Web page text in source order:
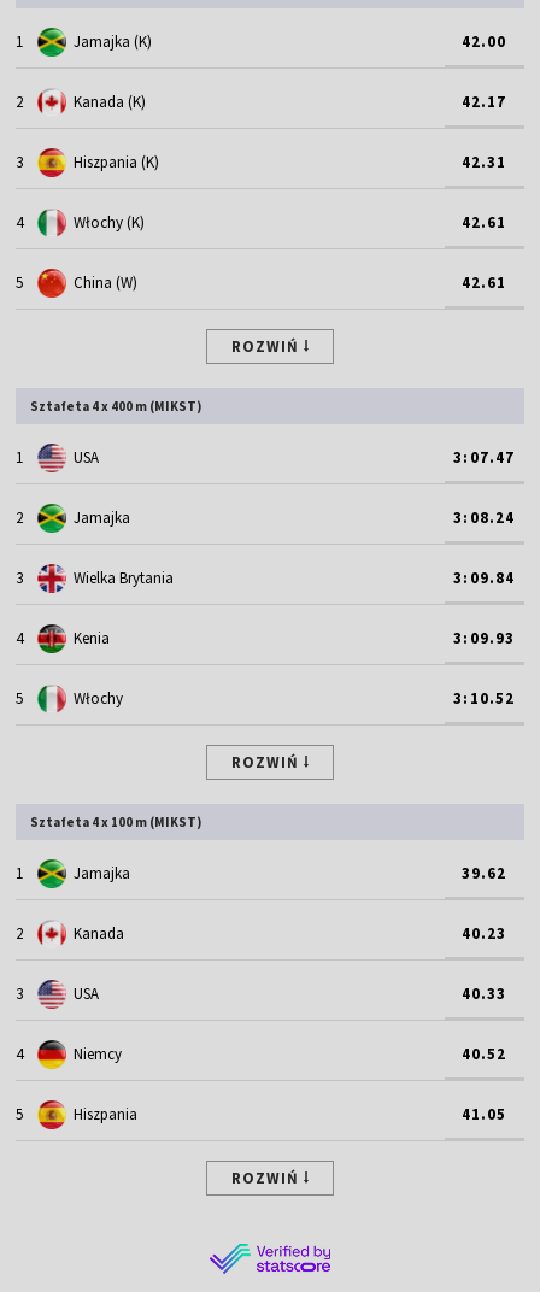
1 Jamajka (K) 42.00
2 Kanada (K) 42.17
3 Hiszpania (K) 42.31
4 Włochy (K) 42.61
5 China (W) 42.61
ROZWIŃ
Sztafeta 4 x 400 m (MIKST)
1 USA 3:07.47
2 Jamajka 3:08.24
3 Wielka Brytania 3:09.84
4 Kenia 3:09.93
5 Włochy 3:10.52
ROZWIŃ
Sztafeta 4 x 100 m (MIKST)
1 Jamajka 39.62
2 Kanada 40.23
3 USA 40.33
4 Niemcy 40.52
5 Hiszpania 41.05
ROZWIŃ